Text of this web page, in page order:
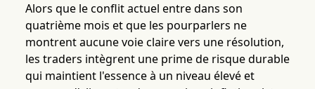
Alors que le conflit actuel entre dans son
quatrième mois et que les pourparlers ne
montrent aucune voie claire vers une résolution,
les traders intègrent une prime de risque durable
qui maintient l'essence à un niveau élevé et